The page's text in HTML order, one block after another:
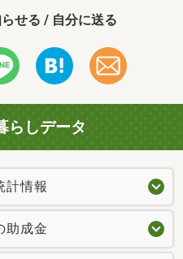
せる / 自分に送る
らしデータ
計情報
助成金